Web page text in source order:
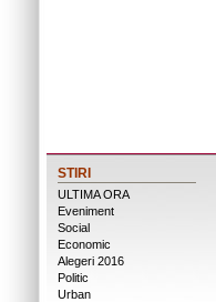
STIRI
ULTIMA ORA
Eveniment
Social
Economic
Alegeri 2016
Politic
Urban